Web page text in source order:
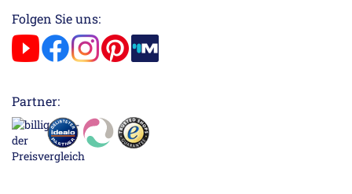
Folgen Sie uns:
Partner: